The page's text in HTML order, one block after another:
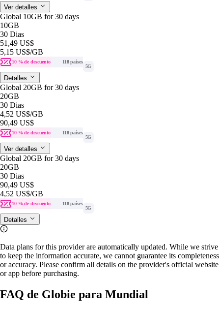
Ver detalles
Global 10GB for 30 days
10GB
30 Dias
51,49 US$
5,15 US$/GB
10 % de descuento
118 países
5G
Detalles
Global 20GB for 30 days
20GB
30 Dias
4,52 US$/GB
90,49 US$
10 % de descuento
118 países
5G
Ver detalles
Global 20GB for 30 days
20GB
30 Dias
90,49 US$
4,52 US$/GB
10 % de descuento
118 países
5G
Detalles
Data plans for this provider are automatically updated. While we strive
to keep the information accurate, we cannot guarantee its completeness
or accuracy. Please confirm all details on the provider's official website
or app before purchasing.
FAQ de Globie para Mundial